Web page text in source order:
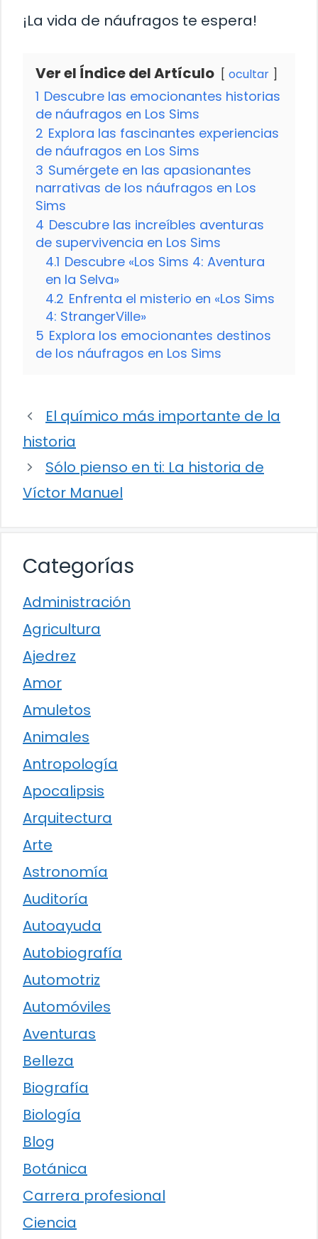
¡La vida de náufragos te espera!
Ver el Índice del Artículo ocultar
1 Descubre las emocionantes historias
de náufragos en Los Sims
2 Explora las fascinantes experiencias
de náufragos en Los Sims
3 Sumérgete en las apasionantes
narrativas de los náufragos en Los
Sims
4 Descubre las increíbles aventuras
de supervivencia en Los Sims
4.1 Descubre «Los Sims 4: Aventura
en la Selva»
4.2 Enfrenta el misterio en «Los Sims
4: StrangerVille»
5 Explora los emocionantes destinos
de los náufragos en Los Sims
El químico más importante de la
historia
Sólo pienso en ti: La historia de
Víctor Manuel
Categorías
Administración
Agricultura
Ajedrez
Amor
Amuletos
Animales
Antropología
Apocalipsis
Arquitectura
Arte
Astronomía
Auditoría
Autoayuda
Autobiografía
Automotriz
Automóviles
Aventuras
Belleza
Biografía
Biología
Blog
Botánica
Carrera profesional
Ciencia